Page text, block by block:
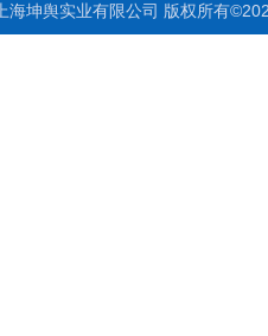
上海坤舆实业有限公司 版权所有